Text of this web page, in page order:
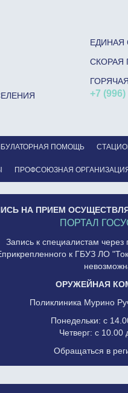
ПОМОЩЬ
ПРОФСОЮЗНАЯ
ЕДИНАЯ
+7 (996)
НА ПРИЕМ
ПОРТАЛ
Запись к специалистам через
к ГБУЗ ЛО
ОРУЖЕЙНАЯ
Поликлиника Мурино
Понедельки: с
Четверг: с 10.00
Обращаться в